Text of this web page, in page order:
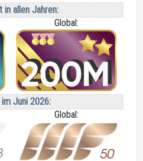
in allen Jahren:
Global:
Juni 2026:
Global: